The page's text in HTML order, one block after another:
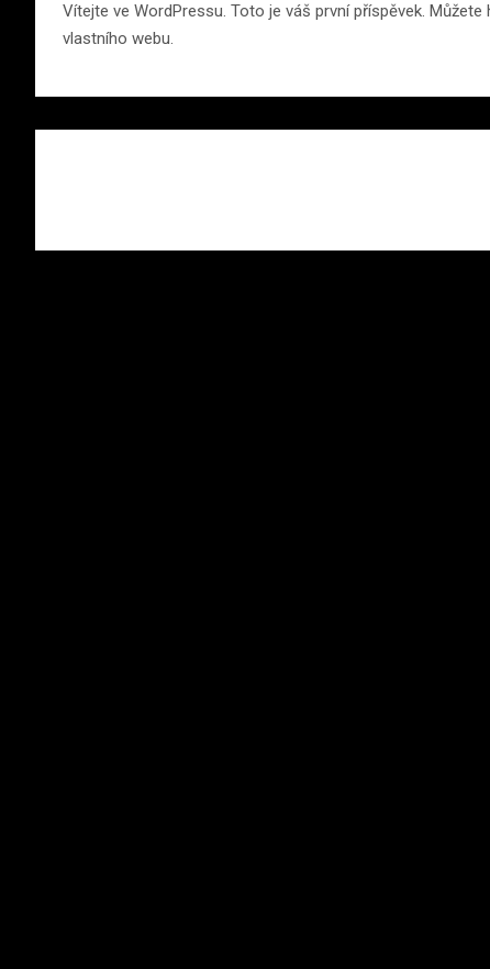
Vítejte ve WordPressu. Toto je váš první příspěvek.
vlastního webu.
příspěvek